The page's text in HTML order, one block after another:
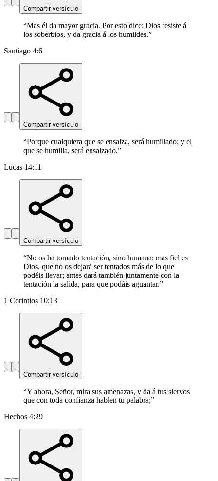
Compartir versículo
“Mas él da mayor gracia. Por esto dice: Dios resiste á
los soberbios, y da gracia á los humildes.”
Santiago 4:6
Compartir versículo
“Porque cualquiera que se ensalza, será humillado; y el
que se humilla, será ensalzado.”
Lucas 14:11
Compartir versículo
“No os ha tomado tentación, sino humana: mas fiel es
Dios, que no os dejará ser tentados más de lo que
podéis llevar; antes dará también juntamente con la
tentación la salida, para que podáis aguantar.”
1 Corintios 10:13
Compartir versículo
“Y ahora, Señor, mira sus amenazas, y da á tus siervos
que con toda confianza hablen tu palabra;”
Hechos 4:29